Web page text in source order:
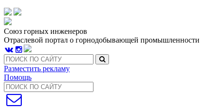
Союз горных инженеров
Отраслевой портал о горнодобывающей промышленности
Разместить рекламу
Помощь